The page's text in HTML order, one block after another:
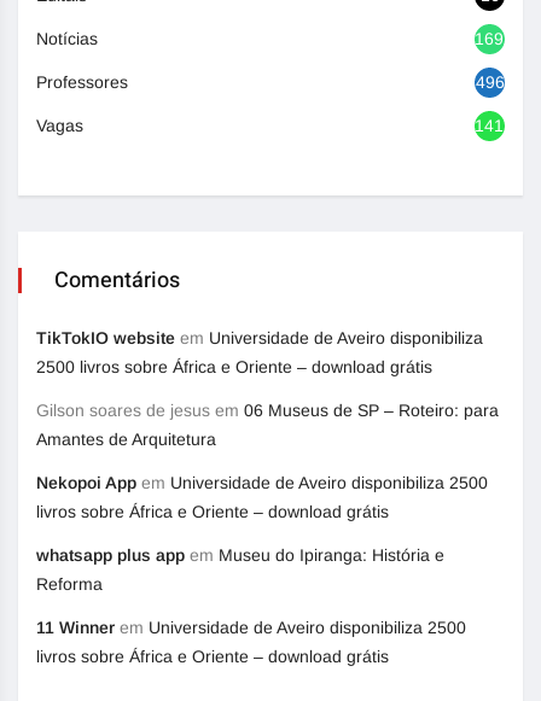
Notícias 1692
Professores 496
Vagas 1417
Comentários
TikTokIO website em Universidade de Aveiro disponibiliza
2500 livros sobre África e Oriente – download grátis
Gilson soares de jesus em 06 Museus de SP – Roteiro: para
Amantes de Arquitetura
Nekopoi App em Universidade de Aveiro disponibiliza 2500
livros sobre África e Oriente – download grátis
whatsapp plus app em Museu do Ipiranga: História e
Reforma
11 Winner em Universidade de Aveiro disponibiliza 2500
livros sobre África e Oriente – download grátis